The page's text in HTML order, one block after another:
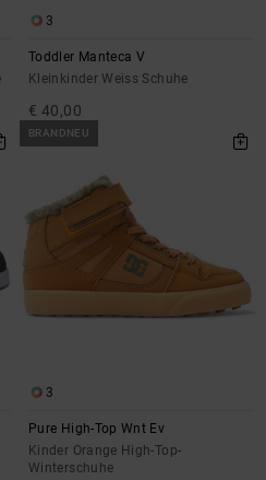
3
Toddler Manteca V
Kleinkinder Weiss Schuhe
€ 40,00
BRANDNEU
3
Pure High-Top Wnt Ev
Kinder Orange High-Top-
Winterschuhe